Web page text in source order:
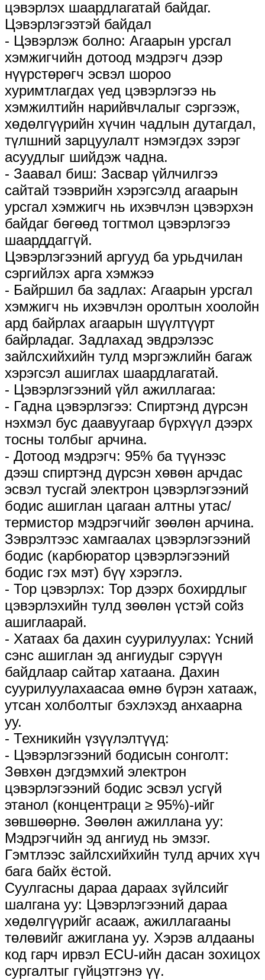
цэвэрлэх шаардлагатай байдаг.
Цэвэрлэгээтэй байдал
- Цэвэрлэж болно: Агаарын урсгал
хэмжигчийн дотоод мэдрэгч дээр
нүүрстөрөгч эсвэл шороо
хуримтлагдах үед цэвэрлэгээ нь
хэмжилтийн нарийвчлалыг сэргээж,
хөдөлгүүрийн хүчин чадлын дутагдал,
түлшний зарцуулалт нэмэгдэх зэрэг
асуудлыг шийдэж чадна.
- Заавал биш: Засвар үйлчилгээ
сайтай тээврийн хэрэгсэлд агаарын
урсгал хэмжигч нь ихэвчлэн цэвэрхэн
байдаг бөгөөд тогтмол цэвэрлэгээ
шаарддаггүй.
Цэвэрлэгээний аргууд ба урьдчилан
сэргийлэх арга хэмжээ
- Байршил ба задлах: Агаарын урсгал
хэмжигч нь ихэвчлэн оролтын хоолойн
ард байрлах агаарын шүүлтүүрт
байрладаг. Задлахад эвдрэлээс
зайлсхийхийн тулд мэргэжлийн багаж
хэрэгсэл ашиглах шаардлагатай.
- Цэвэрлэгээний үйл ажиллагаа:
- Гадна цэвэрлэгээ: Спиртэнд дүрсэн
нэхмэл бус даавуугаар бүрхүүл дээрх
тосны толбыг арчина.
- Дотоод мэдрэгч: 95% ба түүнээс
дээш спиртэнд дүрсэн хөвөн арчдас
эсвэл тусгай электрон цэвэрлэгээний
бодис ашиглан цагаан алтны утас/
термистор мэдрэгчийг зөөлөн арчина.
Зэврэлтээс хамгаалах цэвэрлэгээний
бодис (карбюратор цэвэрлэгээний
бодис гэх мэт) бүү хэрэглэ.
- Тор цэвэрлэх: Тор дээрх бохирдлыг
цэвэрлэхийн тулд зөөлөн үстэй сойз
ашиглаарай.
- Хатаах ба дахин суурилуулах: Үсний
сэнс ашиглан эд ангиудыг сэрүүн
байдлаар сайтар хатаана. Дахин
суурилуулахаасаа өмнө бүрэн хатааж,
утсан холболтыг бэхлэхэд анхаарна
уу.
- Техникийн үзүүлэлтүүд:
- Цэвэрлэгээний бодисын сонголт:
Зөвхөн дэгдэмхий электрон
цэвэрлэгээний бодис эсвэл усгүй
этанол (концентраци ≥ 95%)-ийг
зөвшөөрнө. Зөөлөн ажиллана уу:
Мэдрэгчийн эд ангиуд нь эмзэг.
Гэмтлээс зайлсхийхийн тулд арчих хүч
бага байх ёстой.
Суулгасны дараа дараах зүйлсийг
шалгана уу: Цэвэрлэгээний дараа
хөдөлгүүрийг асааж, ажиллагааны
төлөвийг ажиглана уу. Хэрэв алдааны
код гарч ирвэл ECU-ийн дасан зохицох
сургалтыг гүйцэтгэнэ үү.